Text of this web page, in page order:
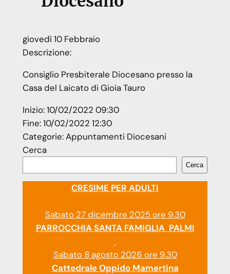
giovedì10 Febbraio
Descrizione:
Consiglio Presbiterale Diocesano presso la
Casa del Laicato di Gioia Tauro
Inizio:10/02/2022 09:30
Fine:10/02/2022 12:30
Categorie:Appuntamenti Diocesani
Cerca
Cerca
CRESIME PER ADULTI
Sabato 27 dicembre 2025 ore 9.30
PARROCCHIA SANTA FAMIGLIA PALMI
Sabato 8 agosto 2026 ore 9.30
Cattedrale Oppido Mamertina